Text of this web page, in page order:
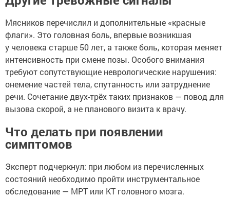
Мясников перечислил и дополнительные «красные
флаги». Это головная боль, впервые возникшая
у человека старше 50 лет, а также боль, которая меняет
интенсивность при смене позы. Особого внимания
требуют сопутствующие неврологические нарушения:
онемение частей тела, спутанность или затруднение
речи. Сочетание двух-трёх таких признаков — повод для
вызова скорой, а не планового визита к врачу.
Что делать при появлении
симптомов
Эксперт подчеркнул: при любом из перечисленных
состояний необходимо пройти инструментальное
обследование — МРТ или КТ головного мозга.